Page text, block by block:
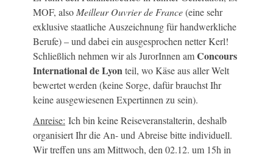
MOF, alsoMeilleur Ouvrier de France(eine sehr
exklusive staatliche Auszeichnung für handwerkliche
Berufe) – und dabei ein ausgesprochen netter Kerl!
Schließlich nehmen wir als JurorInnen amConcours
International de Lyonteil, wo Käse aus aller Welt
bewertet werden (keine Sorge, dafür brauchst Ihr
keine ausgewiesenen Expertinnen zu sein).
Anreise: Ich bin keine Reiseveranstalterin, deshalb
organisiert Ihr die An- und Abreise bitte individuell.
Wir treffen uns am Mittwoch, den 02.12. um 15h in